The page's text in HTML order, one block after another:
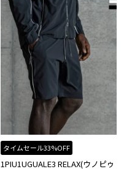
タイムセール33%OFF
1PIU1UGUALE3 RELAX(ウノピゥ